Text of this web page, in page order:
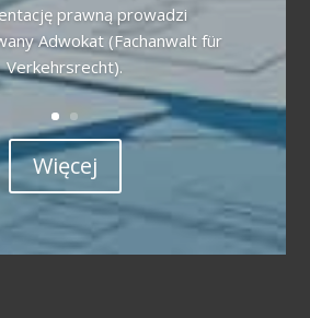
prawną prowadzi
Adwokat (Fachanwalt für
Verkehrsrecht).
Więcej